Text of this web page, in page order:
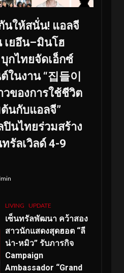
นให้สนั่น! แอลจี
เยอึน–มินโฮ
บุกไทยจัดเอ็กซ์
นงาน “집들이
วของการใช้ชีวิต
นกับแอลจี”
นไทยร่วมสร้าง
รัลเวิลด์ 4-9
LIVING UPDATE
เซ็นทรัลพัฒนา คว้าสอง
สาวนักแสดงสุดฮอต “ลี
น่า-หมิว” รับภารกิจ
Campaign
Ambassador “Grand